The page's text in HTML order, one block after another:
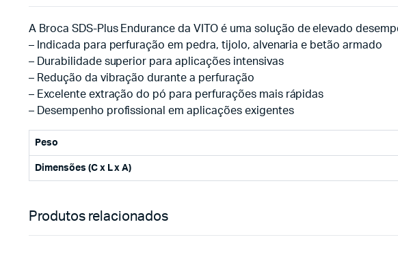
A Broca SDS-Plus Endurance da VITO é uma solução de elevado
– Indicada para perfuração em pedra, tijolo, alvenaria e betão armado
– Durabilidade superior para aplicações intensivas
– Redução da vibração durante a perfuração
– Excelente extração do pó para perfurações mais rápidas
– Desempenho profissional em aplicações exigentes
Peso
Dimensões (C x L x A)
Produtos relacionados